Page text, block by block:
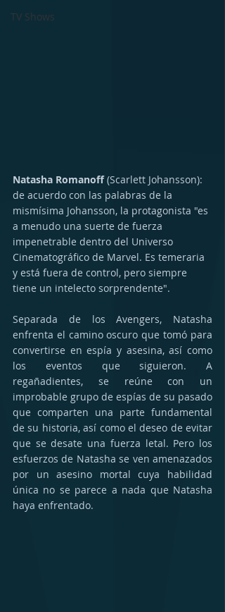
TV Shows
Natasha Romanoff (Scarlett Johansson):
de acuerdo con las palabras de la
mismísima Johansson, la protagonista "es
a menudo una suerte de fuerza
impenetrable dentro del Universo
Cinematográfico de Marvel. Es temeraria
y está fuera de control, pero siempre
tiene un intelecto sorprendente".
Separada de los Avengers, Natasha
enfrenta el camino oscuro que tomó para
convertirse en espía y asesina, así como
los eventos que siguieron. A
regañadientes, se reúne con un
improbable grupo de espías de su pasado
que comparten una parte fundamental
de su historia, así como el deseo de evitar
que se desate una fuerza letal. Pero los
esfuerzos de Natasha se ven amenazados
por un asesino mortal cuya habilidad
única no se parece a nada que Natasha
haya enfrentado.